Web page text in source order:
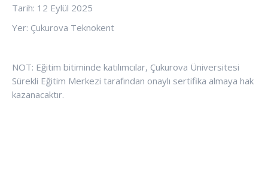
Tarih: 12 Eylül 2025
Yer: Çukurova Teknokent
NOT: Eğitim bitiminde katılımcılar, Çukurova Üniversitesi
Sürekli Eğitim Merkezi tarafından onaylı sertifika almaya hak
kazanacaktır.